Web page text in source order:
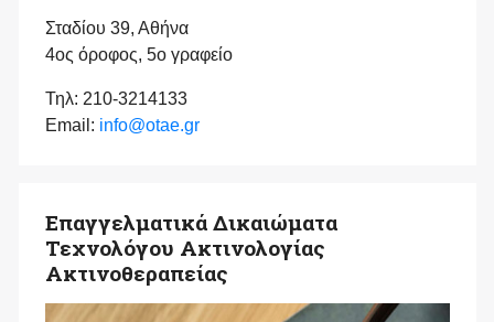
Σταδίου 39, Αθήνα
4ος όροφος, 5ο γραφείο
Τηλ: 210-3214133
Email: info@otae.gr
Επαγγελματικά Δικαιώματα
Τεχνολόγου Ακτινολογίας
Ακτινοθεραπείας